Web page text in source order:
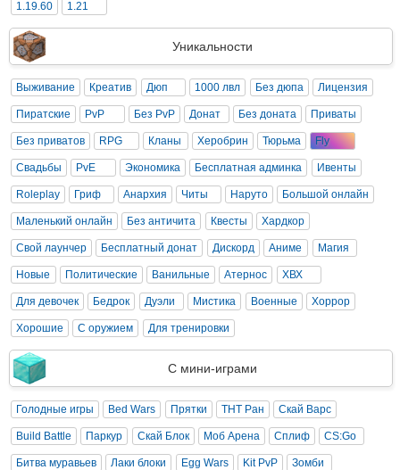
1.19.60 1.21
Уникальности
Выживание Креатив Дюп 1000 лвл Без дюпа Лицензия
Пиратские PvP Без PvP Донат Без доната Приваты
Без приватов RPG Кланы Херобрин Тюрьма Fly
Свадьбы PvE Экономика Бесплатная админка Ивенты
Roleplay Гриф Анархия Читы Наруто Большой онлайн
Маленький онлайн Без античита Квесты Хардкор
Свой лаунчер Бесплатный донат Дискорд Аниме Магия
Новые Политические Ванильные Атернос ХВХ
Для девочек Бедрок Дуэли Мистика Военные Хоррор
Хорошие С оружием Для тренировки
С мини-играми
Голодные игры Bed Wars Прятки ТНТ Ран Скай Варс
Build Battle Паркур Скай Блок Моб Арена Сплиф CS:Go
Битва муравьев Лаки блоки Egg Wars Kit PvP Зомби